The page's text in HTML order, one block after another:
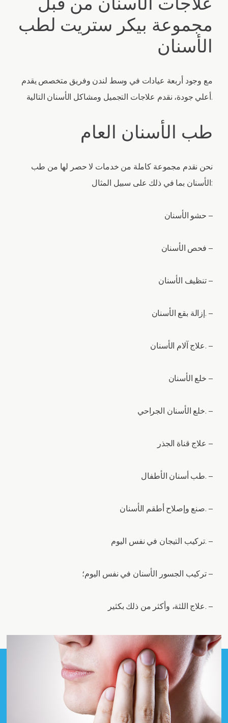
مجموعة بيكر ستريت لطب
الأسنان
مع وجود أربعة عيادات في وسط لندن وفريق متخصص يقدم
أعلي جودة، نقدم علاجات التجميل ومشاكل الأسنان التالية.
طب الأسنان العام
نحن نقدم مجموعة كاملة من خدمات لا حصر لها من طب
الأسنان بما في ذلك على سبيل المثال:
حشو الأسنان –
فحص الأسنان –
تنظيف الأسنان –
إزالة بقع الأسنان. –
علاج آلام الأسنان. –
خلع الأسنان –
خلع الأسنان الجراحي. –
علاج قناة الجذر –
طب أسنان الأطفال. –
صنع وإصلاح أطقم الأسنان. –
تركيب التيجان في نفس اليوم. –
تركيب الجسور الأسنان في نفس اليوم؛ –
علاج اللثة، وأكثر من ذلك بكثير. –